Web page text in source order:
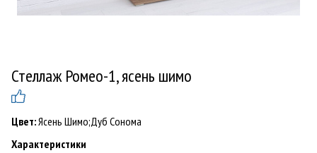
Стеллаж Ромео-1, ясень шимо
Цвет:Ясень Шимо;Дуб Сонома
Характеристики